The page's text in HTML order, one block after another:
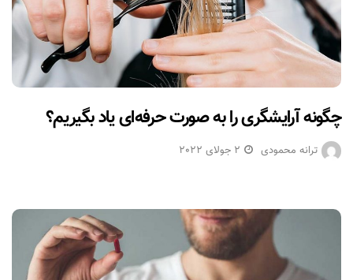
چگونه آرایشگری را به صورت حرفه‌ای یاد بگیریم؟
ترانه محمودی 2 جولای 2022